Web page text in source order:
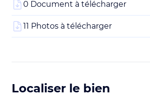
0 Document à télécharger
11 Photos à télécharger
Localiser le bien